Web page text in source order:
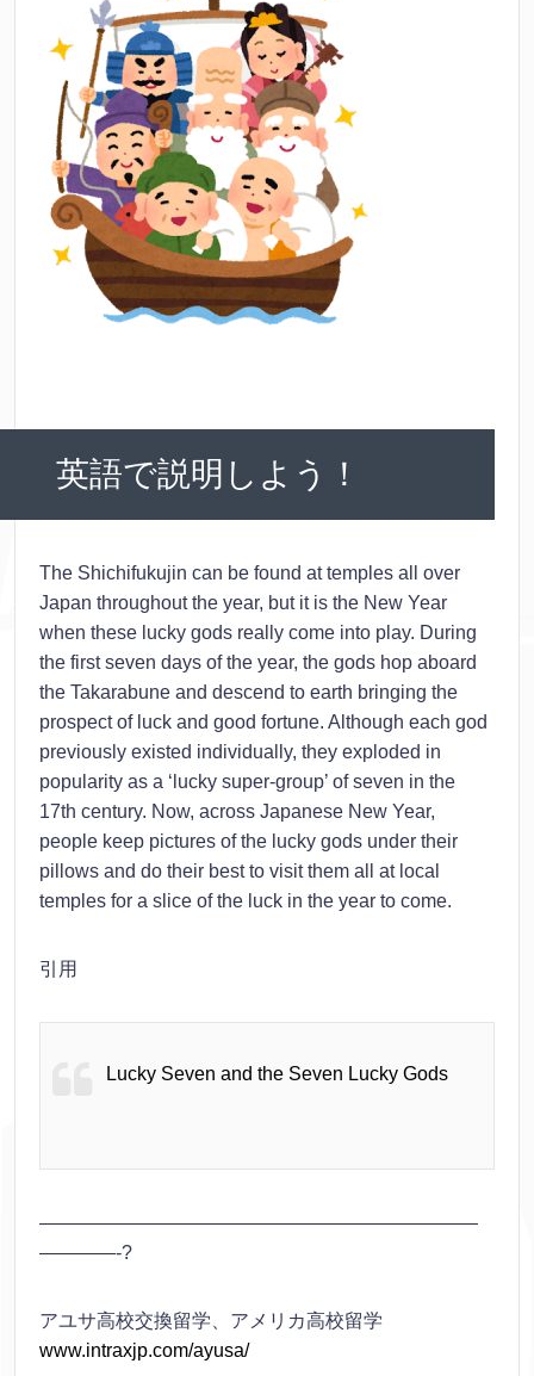
英語で説明しよう！
The Shichifukujin can be found at temples all over
Japan throughout the year, but it is the New Year
when these lucky gods really come into play. During
the first seven days of the year, the gods hop aboard
the Takarabune and descend to earth bringing the
prospect of luck and good fortune. Although each god
previously existed individually, they exploded in
popularity as a ‘lucky super-group’ of seven in the
17th century. Now, across Japanese New Year,
people keep pictures of the lucky gods under their
pillows and do their best to visit them all at local
temples for a slice of the luck in the year to come.
引用
Lucky Seven and the Seven Lucky Gods
———————————————————————
————-?
アユサ高校交換留学、アメリカ高校留学
www.intraxjp.com/ayusa/